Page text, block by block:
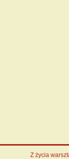
Z życia